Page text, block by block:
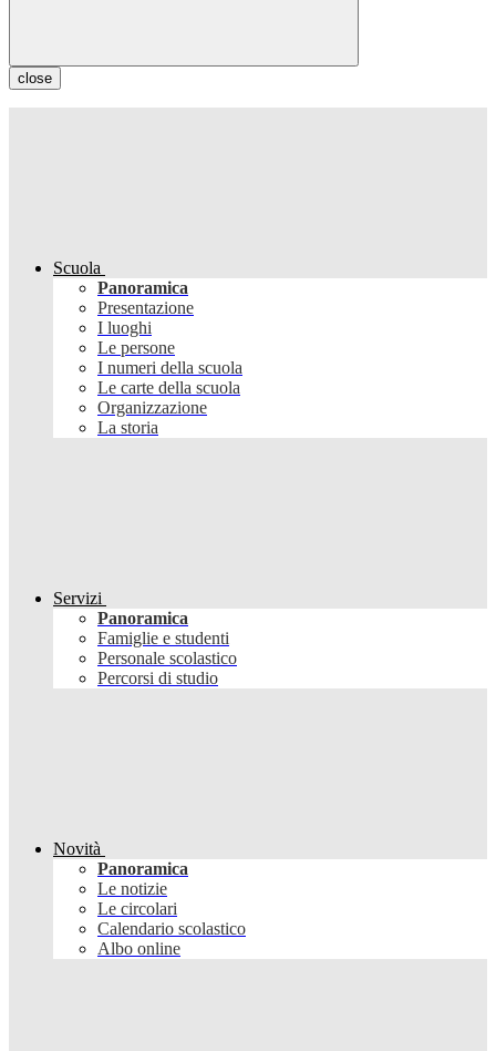
close
Scuola
Panoramica
Presentazione
I luoghi
Le persone
I numeri della scuola
Le carte della scuola
Organizzazione
La storia
Servizi
Panoramica
Famiglie e studenti
Personale scolastico
Percorsi di studio
Novità
Panoramica
Le notizie
Le circolari
Calendario scolastico
Albo online